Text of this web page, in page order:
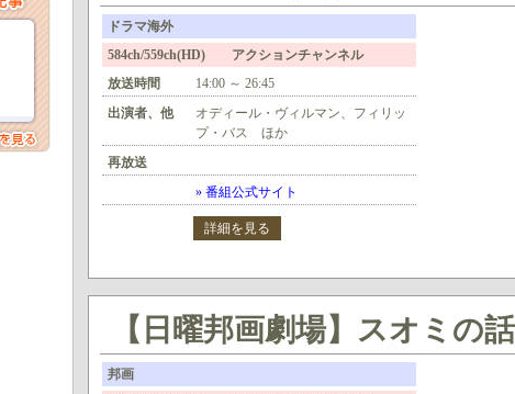
ドラマ海外
584ch/559ch(HD) アクションチャンネル
放送時間
14:00 ～ 26:45
出演者、他
オディール・ヴィルマン、フィリッ
プ・バス ほか
再放送
» 番組公式サイト
詳細を見る
【日曜邦画劇場】スオミの
邦画